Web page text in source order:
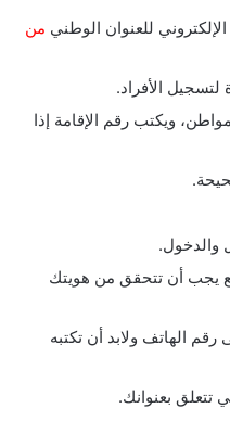
للعنوان الوطني من
لتسجيل الأفراد.
ويكتب رقم الإقامة إذا
والدخول.
يجب أن تتحقق من هويتك
الهاتف ولابد أن تكتبه
تتعلق بعنوانك.